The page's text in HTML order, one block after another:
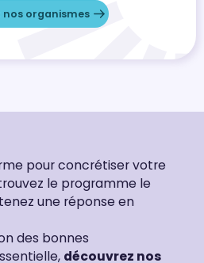
nos organismes
pour concrétiser votre
le programme le
une réponse en
des bonnes
découvrez nos